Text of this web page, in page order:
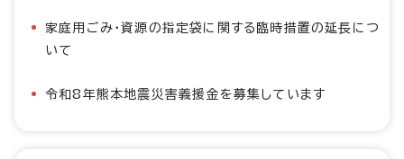
家庭用ごみ・資源の指定袋に関する臨時措置の延長につ
いて
令和8年熊本地震災害義援金を募集しています